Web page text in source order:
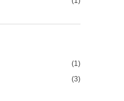
(1)
(3)